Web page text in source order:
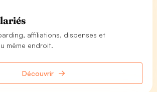
affiliations, dispenses et
même endroit.
Découvrir